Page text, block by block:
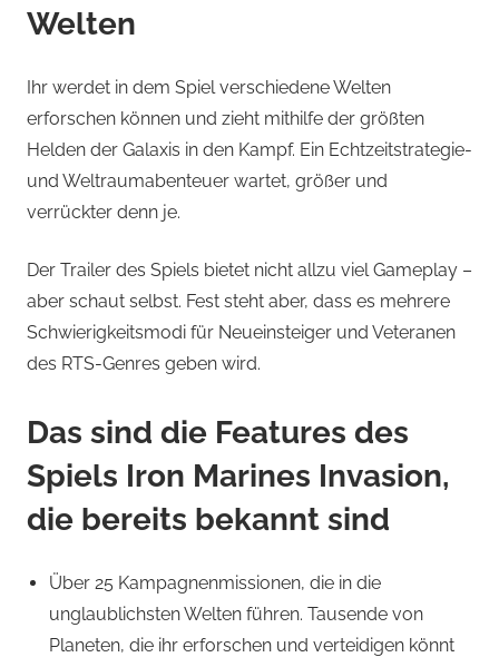
Welten
Ihr werdet in dem Spiel verschiedene Welten
erforschen können und zieht mithilfe der größten
Helden der Galaxis in den Kampf. Ein Echtzeitstrategie-
und Weltraumabenteuer wartet, größer und
verrückter denn je.
Der Trailer des Spiels bietet nicht allzu viel Gameplay –
aber schaut selbst. Fest steht aber, dass es mehrere
Schwierigkeitsmodi für Neueinsteiger und Veteranen
des RTS-Genres geben wird.
Das sind die Features des
Spiels Iron Marines Invasion,
die bereits bekannt sind
Über 25 Kampagnenmissionen, die in die
unglaublichsten Welten führen. Tausende von
Planeten, die ihr erforschen und verteidigen könnt